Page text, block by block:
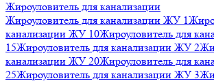
Жироуловитель для канализации
Жироуловитель для канализации ЖУ 1
канализации ЖУ 10Жироуловитель для
15Жироуловитель для канализации ЖУ 2
канализации ЖУ 20Жироуловитель для
25Жироуловитель для канализации ЖУ 3